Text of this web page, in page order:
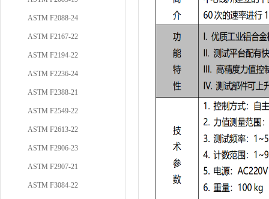
ASTM F2088-24
ASTM F2167-22
ASTM F2194-22
ASTM F2236-24
ASTM F2388-21
ASTM F2549-22
ASTM F2613-22
ASTM F2906-23
ASTM F2907-21
ASTM F3084-22